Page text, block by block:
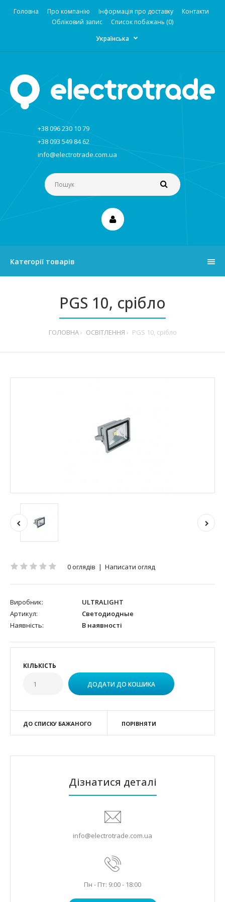
Головна Про компанію Інформація про доставку
Контакти
Обліковий запис
Список побажань (0)
Українська
+38 096 230 10 79
+38 093 549 84 62
info@electrotrade.com.ua
Категорії товарів
PGS 10, срібло
ГОЛОВНА ОСВІТЛЕННЯ PGS 10, срібло
0 оглядів | Написати огляд
Виробник:
ULTRALIGHT
Артикул:
Светодиодные
Наявність:
В наявності
КІЛЬКІСТЬ
ДО СПИСКУ БАЖАНОГО ПОРІВНЯТИ
Дізнатися деталі
info@electrotrade.com.ua
Пн - Пт: 9:00 - 18:00